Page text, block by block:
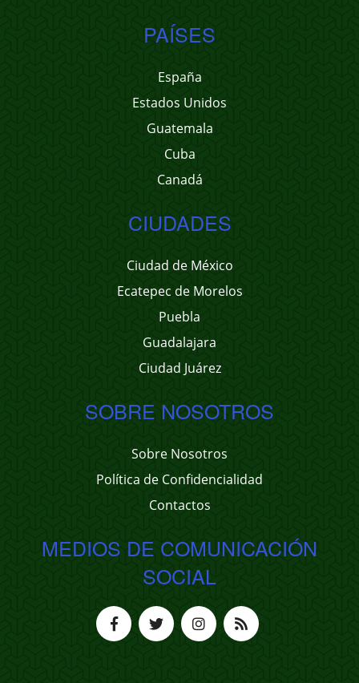
PAÍSES
España
Estados Unidos
Guatemala
Cuba
Canadá
CIUDADES
Ciudad de México
Ecatepec de Morelos
Puebla
Guadalajara
Ciudad Juárez
SOBRE NOSOTROS
Sobre Nosotros
Política de Confidencialidad
Contactos
MEDIOS DE COMUNICACIÓN
SOCIAL